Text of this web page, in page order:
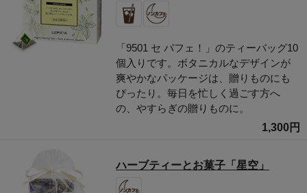
「9501 セ パフェ！」のティーバッグ10
個入りです。ボタニカルなデザインが
爽やかなパッケージは、贈りものにも
ぴったり。毎日を忙しく過ごす方へ
の、やすらぎの贈りものに。
1,300円
ハーブティーとお菓子「星空」